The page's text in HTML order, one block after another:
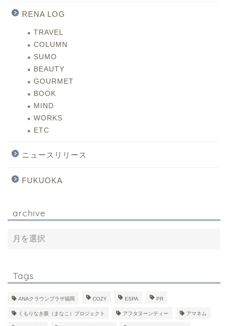
RENA LOG
TRAVEL
COLUMN
SUMO
BEAUTY
GOURMET
BOOK
MIND
WORKS
ETC
ニュースリリース
FUKUOKA
archive
Tags
ANAクラウンプラザ福岡 COZY ESPA PR
くもりなき眼（まなこ）プロジェクト アフタヌーンティー アマネム